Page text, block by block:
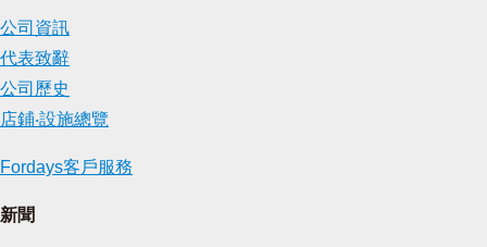
公司資訊
代表致辭
公司歷史
店鋪‧設施總覽
Fordays客戶服務
新聞